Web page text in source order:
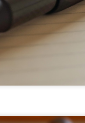
Sans Ma Plume,
à la fonction
certes, mais pas
le Drehgriffel qui
début, shall we?